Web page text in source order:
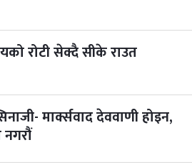
रोटी सेक्दै सीके राउत
मार्क्सवाद देववाणी होइन,